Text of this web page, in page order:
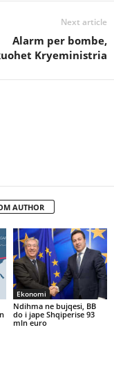
Next article
Alarm per bombe,
Kryeministria
AUTHOR
Ekonomi
Ndihma ne bujqesi, BB
do i jape Shqiperise 93
mln euro